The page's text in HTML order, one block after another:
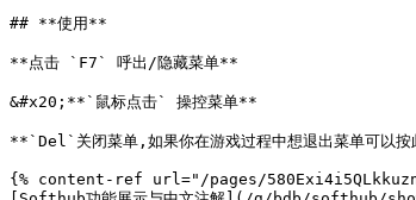
## **使用**
**点击 `F7` 呼出/隐藏菜单**
&#x20;**`鼠标点击` 操控菜单**
**`Del`关闭菜单,如果你在游戏过程中想退出菜单可以
{% content-ref url="/pages/